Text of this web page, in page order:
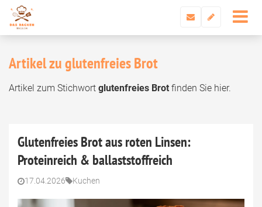
Artikel zu glutenfreies Brot
Artikel zum Stichwort glutenfreies Brot finden Sie hier.
Glutenfreies Brot aus roten Linsen:
Proteinreich & ballaststoffreich
17.04.2026 Kuchen